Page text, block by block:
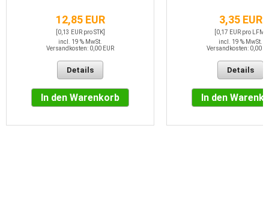
12,85 EUR
[0,13 EUR pro STK]
incl. 19 % MwSt.
Versandkosten: 0,00 EUR
Details
In den Warenkorb
3,35 EUR
[0,17 EUR pro LFM]
incl. 19 % MwSt.
Versandkosten: 0,00
Details
In den